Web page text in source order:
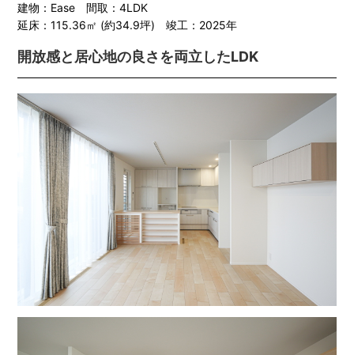
建物：Ease 間取：4LDK
延床：115.36㎡ (約34.9坪) 竣工：2025年
開放感と居心地の良さを両立したLDK